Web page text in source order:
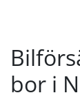
bor i